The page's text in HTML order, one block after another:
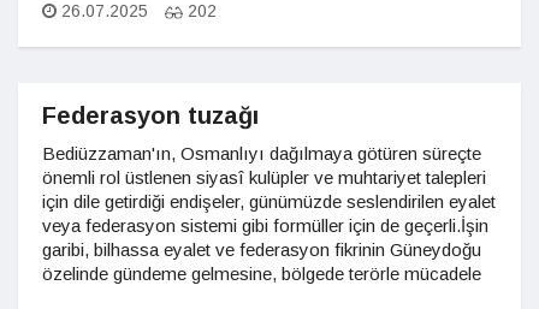
26.07.2025 202
Federasyon tuzağı
Bediüzzaman'ın, Osmanlıyı dağılmaya götüren süreçte
önemli rol üstlenen siyasî kulüpler ve muhtariyet talepleri
için dile getirdiği endişeler, günümüzde seslendirilen eyalet
veya federasyon sistemi gibi formüller için de geçerli.İşin
garibi, bilhassa eyalet ve federasyon fikrinin Güneydoğu
özelinde gündeme gelmesine, bölgede terörle mücadele